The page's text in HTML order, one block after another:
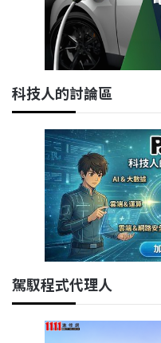
科技人的討論區
駕馭程式代理人